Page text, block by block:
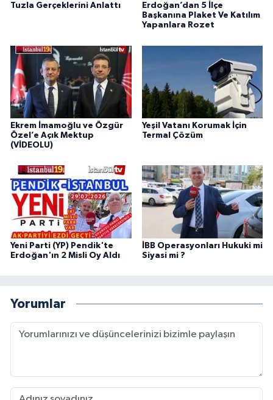
Tuzla Gerçeklerini Anlattı
Erdoğan’dan 5 İlçe
Başkanına Plaket Ve Katılım
Yapanlara Rozet
Ekrem İmamoğlu ve Özgür
Özel’e Açık Mektup
(VİDEOLU)
Yeşil Vatanı Korumak İçin
Termal Çözüm
Yeni Parti (YP) Pendik'te
Erdoğan'ın 2 Misli Oy Aldı
İBB Operasyonları Hukuki mi
Siyasi mi ?
Yorumlar